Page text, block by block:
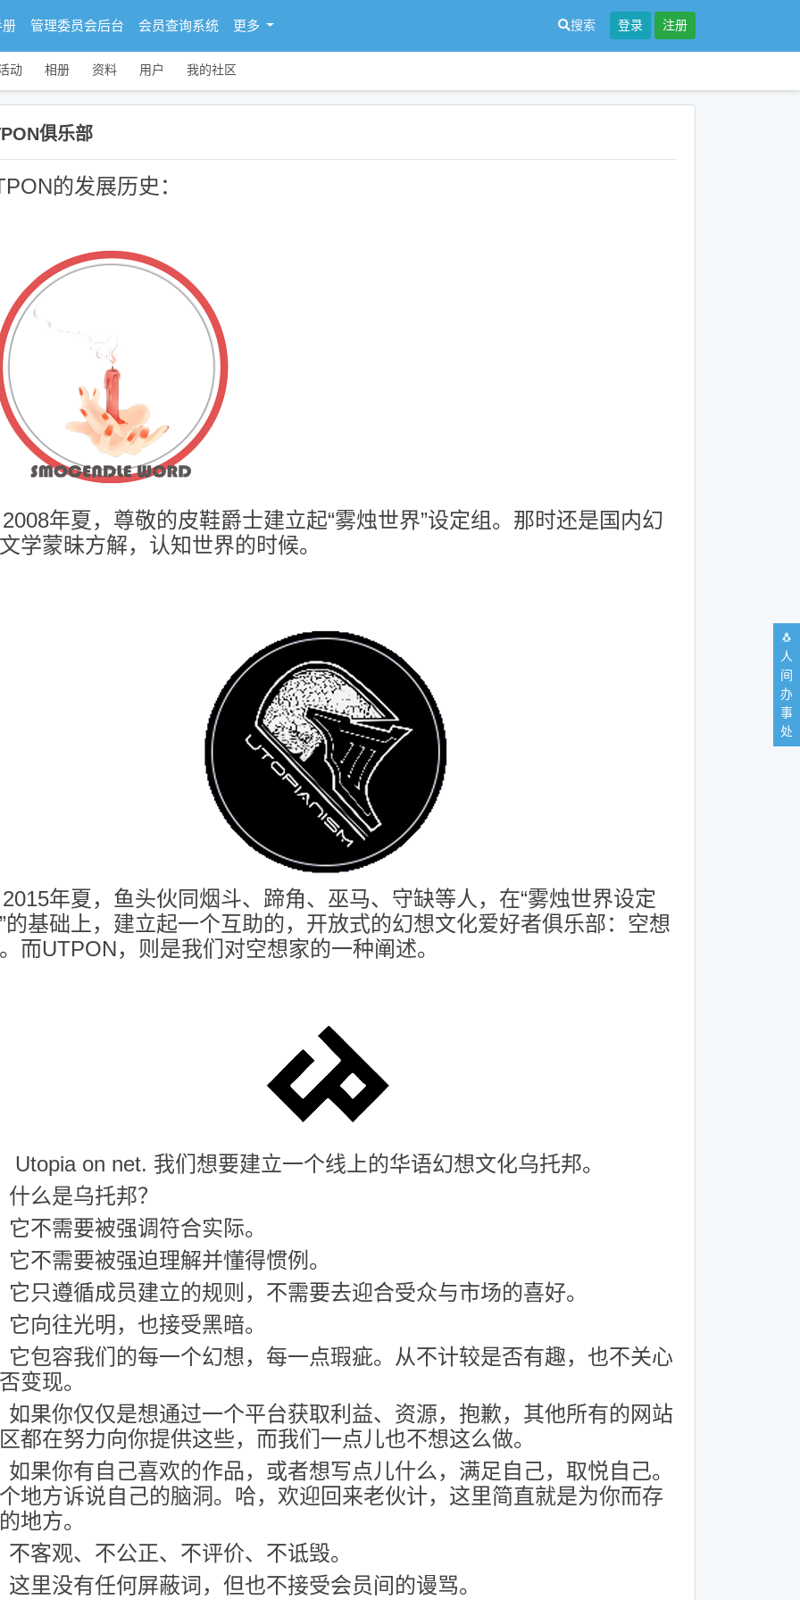
管理委员会后台 会员查询系统 更多 搜索 登录 注册
动 相册 资料 用户 我的社区
俱乐部
的发展历史：
年夏，尊敬的皮鞋爵士建立起“雾烛世界”设定组。那时还是国内幻
学蒙昧方解，认知世界的时候。
年夏，鱼头伙同烟斗、蹄角、巫马、守缺等人，在“雾烛世界设定
的基础上，建立起一个互助的，开放式的幻想文化爱好者俱乐部：空想
而UTPON，则是我们对空想家的一种阐述。
Utopia on net. 我们想要建立一个线上的华语幻想文化乌托邦。
是乌托邦？
需要被强调符合实际。
需要被强迫理解并懂得惯例。
遵循成员建立的规则，不需要去迎合受众与市场的喜好。
往光明，也接受黑暗。
容我们的每一个幻想，每一点瑕疵。从不计较是否有趣，也不关心
变现。
你仅仅是想通过一个平台获取利益、资源，抱歉，其他所有的网站
都在努力向你提供这些，而我们一点儿也不想这么做。
你有自己喜欢的作品，或者想写点儿什么，满足自己，取悦自己。
地方诉说自己的脑洞。哈，欢迎回来老伙计，这里简直就是为你而存
地方。
观、不公正、不评价、不诋毁。
没有任何屏蔽词，但也不接受会员间的谩骂。
🐧
人
间
办
事
处